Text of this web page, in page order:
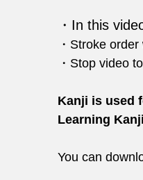
・In this
・Stroke
・Stop video
Kanji is used
Learning
You can